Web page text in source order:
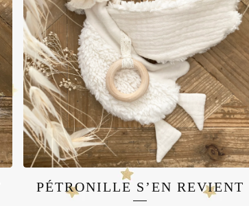
PÉTRONILLE S’EN REVIENT